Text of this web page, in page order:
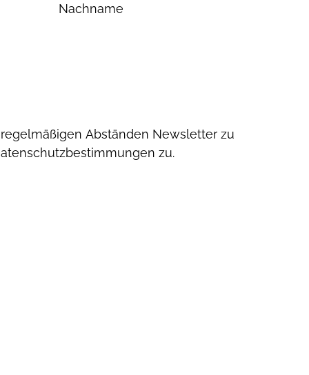
Nachname
Abständen Newsletter zu
zu.